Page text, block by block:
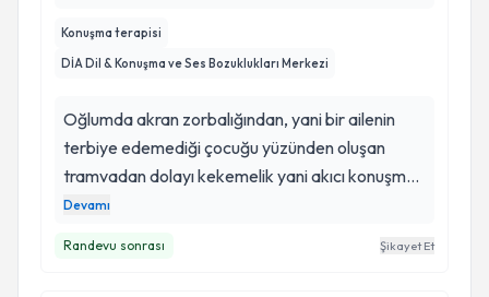
Konuşma terapisi
DİA Dil & Konuşma ve Ses Bozuklukları Merkezi
Oğlumda akran zorbalığından, yani bir ailenin
terbiye edemediği çocuğu yüzünden oluşan
tramvadan dolayı kekemelik yani akıcı konuşma
bozukluğu oluştu. Oğlum hiç konuşamıyordu.
Devamı
Randevu sonrası Şikayet Et